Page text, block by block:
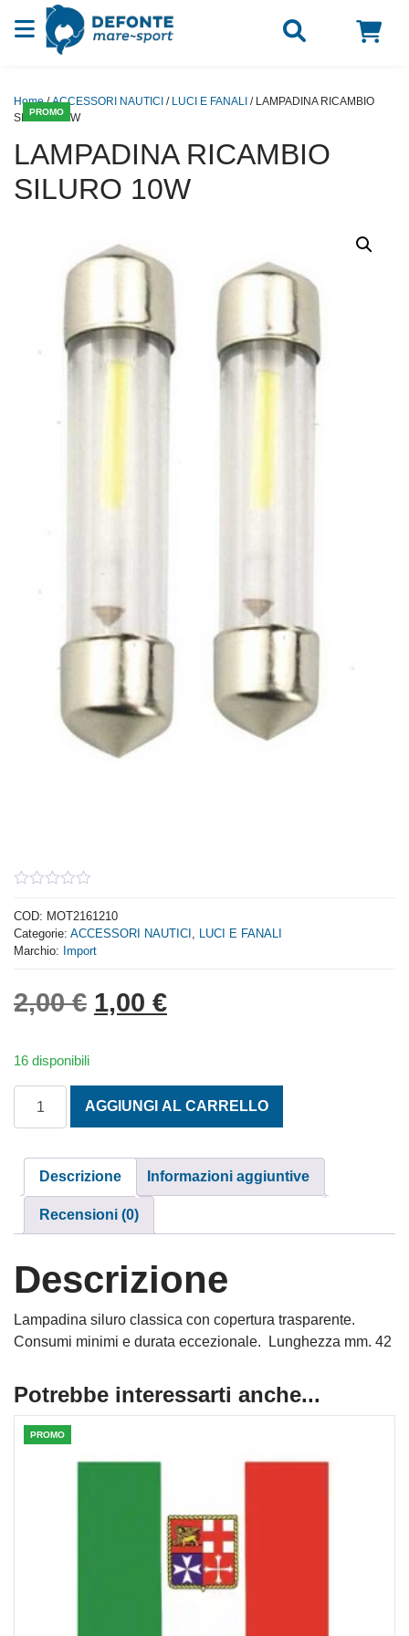
Vai al contenuto
PROMO
Home/ACCESSORI NAUTICI / LUCI E FANALI / LAMPADINA RICAMBIO
SILURO 10W
LAMPADINA RICAMBIO
SILURO 10W
out
of
5
COD: MOT2161210
Categorie: ACCESSORI NAUTICI , LUCI E FANALI
Marchio: Import
2,00€ Il prezzo originale era:
1,00 €Il prezzo attuale è:
16 disponibili
AGGIUNGI AL CARRELLO
Descrizione Informazioni aggiuntive
Recensioni (0)
Descrizione
Lampadina siluro classica con copertura trasparente.
Consumi minimi e durata eccezionale. Lunghezza mm. 42
Potrebbe interessarti anche...
PROMO